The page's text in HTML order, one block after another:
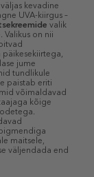
kevadine
UVA-kiirgus –
valik
on nii
jume
tundlikule
paistab eriti
võimaldavad
kõige
maitsele,
väljendada end